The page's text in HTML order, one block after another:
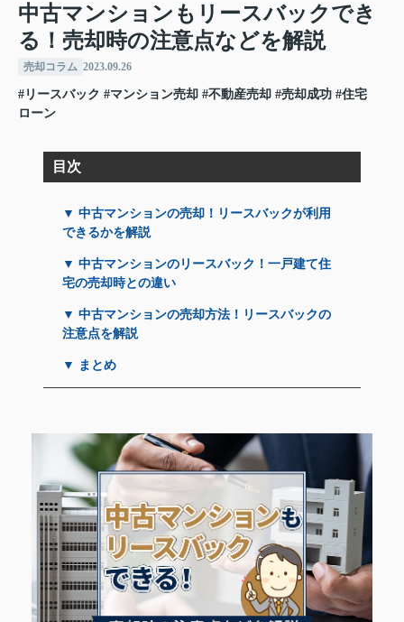
中古マンションもリースバックでき
る！売却時の注意点などを解説
売却コラム 2023.09.26
#リースバック #マンション売却 #不動産売却 #売却成功 #住宅
ローン
目次
▼ 中古マンションの売却！リースバックが利用
できるかを解説
▼ 中古マンションのリースバック！一戸建て住
宅の売却時との違い
▼ 中古マンションの売却方法！リースバックの
注意点を解説
▼ まとめ